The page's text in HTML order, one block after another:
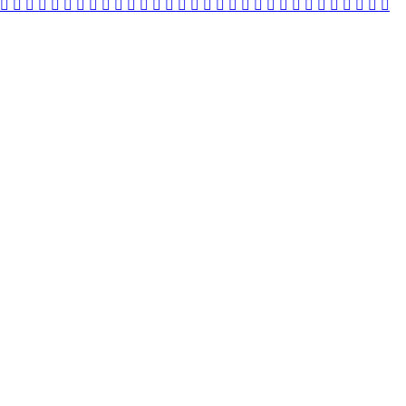
󷅃 󷄼 󷄻 󷄽 󷅜 󷅡 󷅯 󷆇 󷆉 󷆊 󷆈 󷆍 󷅢 󷅬 󷅚 󷅮 󷅐 󷅑 󷅓 󷅨 󷅵 󷅋 󷆋 󷄾 󷆀 󷆄 󷅏 󷅩 󷅔 󷅭 󷅫